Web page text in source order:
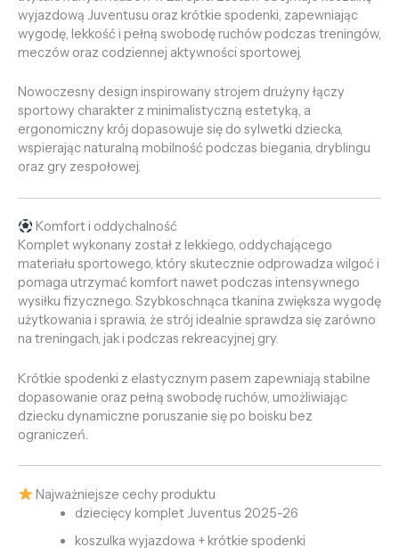
wyjazdową Juventusu oraz krótkie spodenki, zapewniając
wygodę, lekkość i pełną swobodę ruchów podczas treningów,
meczów oraz codziennej aktywności sportowej.
Nowoczesny design inspirowany strojem drużyny łączy
sportowy charakter z minimalistyczną estetyką, a
ergonomiczny krój dopasowuje się do sylwetki dziecka,
wspierając naturalną mobilność podczas biegania, dryblingu
oraz gry zespołowej.
Komfort i oddychalność
Komplet wykonany został z lekkiego, oddychającego
materiału sportowego, który skutecznie odprowadza wilgoć i
pomaga utrzymać komfort nawet podczas intensywnego
wysiłku fizycznego. Szybkoschnąca tkanina zwiększa wygodę
użytkowania i sprawia, że strój idealnie sprawdza się zarówno
na treningach, jak i podczas rekreacyjnej gry.
Krótkie spodenki z elastycznym pasem zapewniają stabilne
dopasowanie oraz pełną swobodę ruchów, umożliwiając
dziecku dynamiczne poruszanie się po boisku bez
ograniczeń.
Najważniejsze cechy produktu
dziecięcy komplet Juventus 2025-26
koszulka wyjazdowa + krótkie spodenki